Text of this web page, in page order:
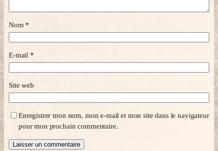
Nom *
E-mail *
Site web
Enregistrer mon nom, mon e-mail et mon site dans le navigateur
pour mon prochain commentaire.